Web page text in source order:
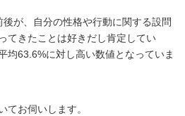
が、自分の性格や行動に関する設問
てきたことは好きだし肯定してい
均63.6%に対し高い数値となっていま
てお伺いします。